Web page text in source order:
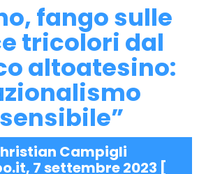
fango sulle
tricolori dal
altoatesino:
Campigli
7 settembre 2023 [